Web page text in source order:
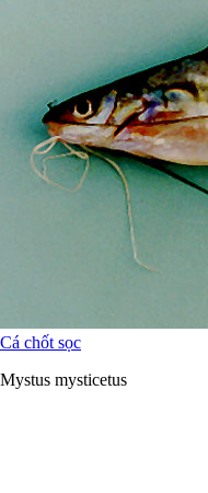
Cá chốt sọc
Mystus mysticetus